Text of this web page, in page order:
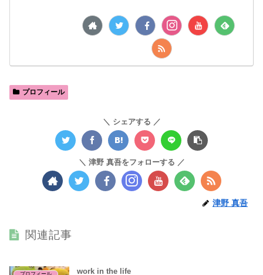
プロフィール
シェアする
津野 真吾をフォローする
津野 真吾
関連記事
work in the life